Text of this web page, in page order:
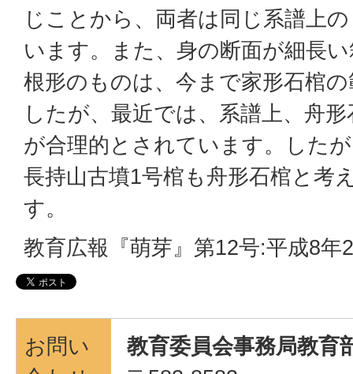
じことから、両者は同じ系譜上
います。また、身の断面が細長
根形のものは、今まで家形石棺
したが、最近では、系譜上、舟
が合理的とされています。した
長持山古墳1号棺も舟形石棺と考
す。
教育広報『萌芽』第12号:平成8年
お問い
教育委員会事務局教育